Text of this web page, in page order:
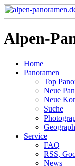
Alpen-
Home
Panoramen
Top
Neue
Neue
Suche
Service
FAQ
RSS,
News